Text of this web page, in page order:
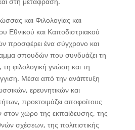
και Φιλολογίας και
Εθνικού και Καποδιστριακού
προσφέρει ένα σύγχρονο και
σπουδών που συνδυάζει τη
τη φιλολογική γνώση και τη
Μέσα από την ανάπτυξη
ερευνητικών και
προετοιμάζει αποφοίτους
στον χώρο της εκπαίδευσης, της
σχέσεων, της πολιτιστικής